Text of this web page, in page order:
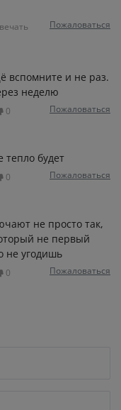
Пожаловаться
вспомните и не раз.
неделю
0 Пожаловаться
тепло будет
0 Пожаловаться
не просто так,
не первый
не угодишь
0 Пожаловаться